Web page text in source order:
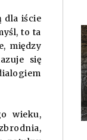
dla iście
to ta
między
się
wieku,